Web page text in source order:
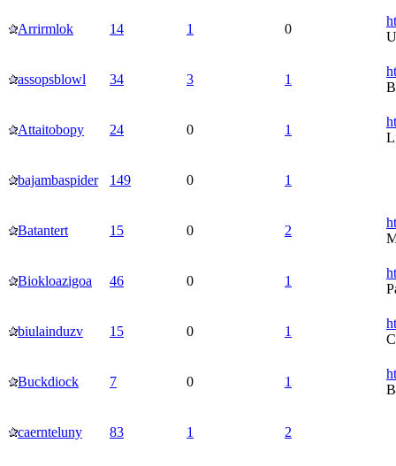
Arrirmlok 14 1 0
assopsblowl 34 3 1
Attaitobopy 24 0 1
bajambaspider 149 0 1
Batantert 15 0 2
Biokloazigoa 46 0 1
biulainduzv 15 0 1
Buckdiock 7 0 1
caernteluny 83 1 2